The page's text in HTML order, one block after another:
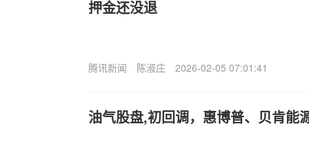
押金还没退
腾讯新闻 陈淑庄 2026-02-05 07:01:41
油气股盘,初回调，惠博普、贝肯能